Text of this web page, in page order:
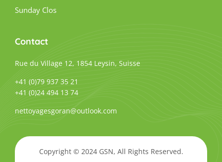
Sunday Clos
Contact
Rue du Village 12, 1854 Leysin, Suisse
+41 (0)79 937 35 21
+41 (0)24 494 13 74
nettoyagesgoran@outlook.com
Copyright © 2024 GSN, All Rights Reserved.